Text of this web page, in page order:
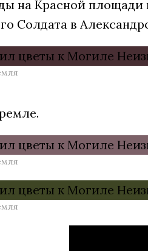
на Красной
Солдата в